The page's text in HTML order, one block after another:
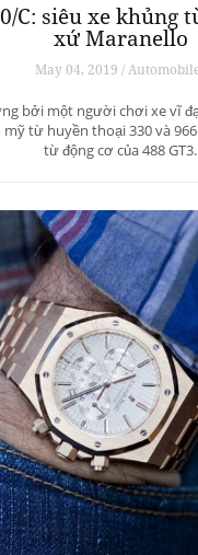
C: siêu xe khủng
xứ Maranello
May 04, 2019 /
bởi một người chơi xe vĩ
từ huyền thoại 330 và
từ động cơ của 488 GT3.